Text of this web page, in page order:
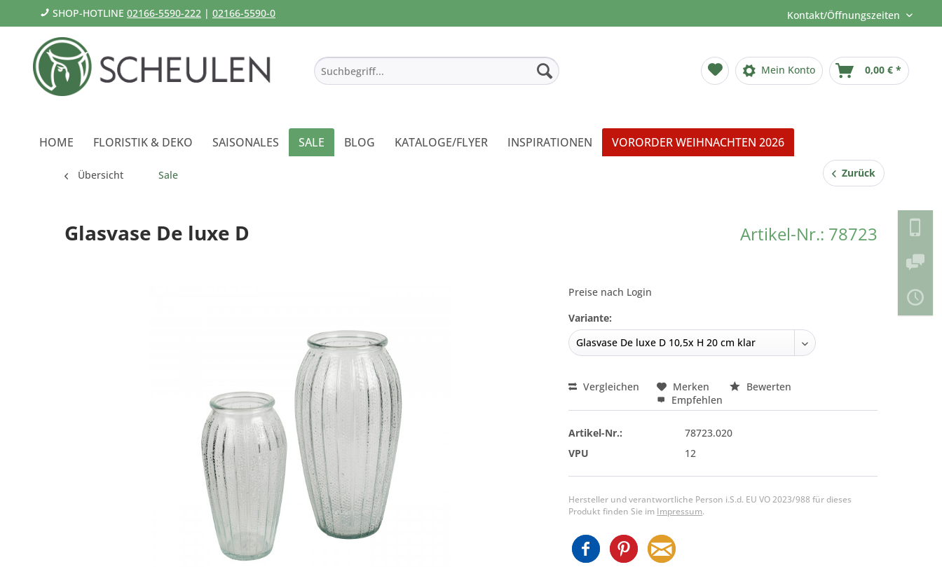
SHOP-HOTLINE 02166-5590-222 | 02166-5590-0 Kontakt/Öffnungszeiten
Mein Konto 0,00 € *
HOME FLORISTIK & DEKO SAISONALES SALE BLOG KATALOGE/FLYER INSPIRATIONEN VORORDER WEIHNACHTEN 2026
Übersicht Sale Zurück
Artikel-Nr.: 78723
Glasvase De luxe D
Preise nach Login
Variante:
Vergleichen Merken
Bewerten
Empfehlen
Artikel-Nr.:
78723.020
VPU
12
Hersteller und verantwortliche Person i.S.d. EU VO 2023/988 für dieses
Produkt finden Sie im Impressum.